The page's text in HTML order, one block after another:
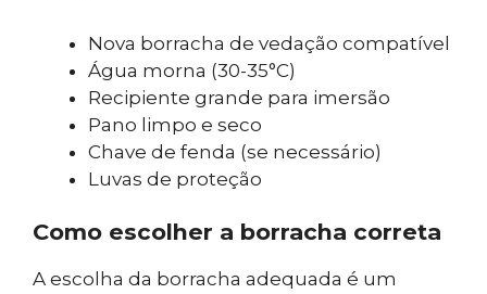
Nova borracha de vedação compatível
Água morna (30-35°C)
Recipiente grande para imersão
Pano limpo e seco
Chave de fenda (se necessário)
Luvas de proteção
Como escolher a borracha correta
A escolha da borracha adequada é um